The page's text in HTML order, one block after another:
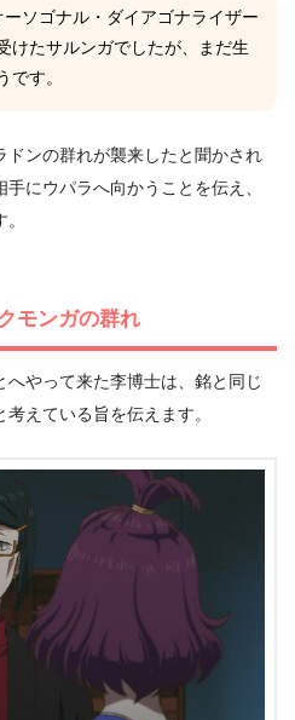
ーソゴナル・ダイアゴナライザー
けたサルンガでしたが、まだ生
です。
ンの群れが襲来したと聞かされ
にウパラへ向かうことを伝え、
モンガの群れ
やって来た李博士は、銘と同じ
えている旨を伝えます。